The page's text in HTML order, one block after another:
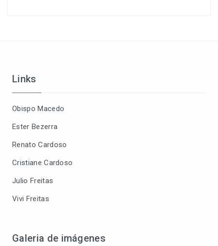
Links
Obispo Macedo
Ester Bezerra
Renato Cardoso
Cristiane Cardoso
Julio Freitas
Vivi Freitas
Galeria de imágenes